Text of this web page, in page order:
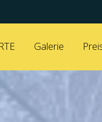
Galerie